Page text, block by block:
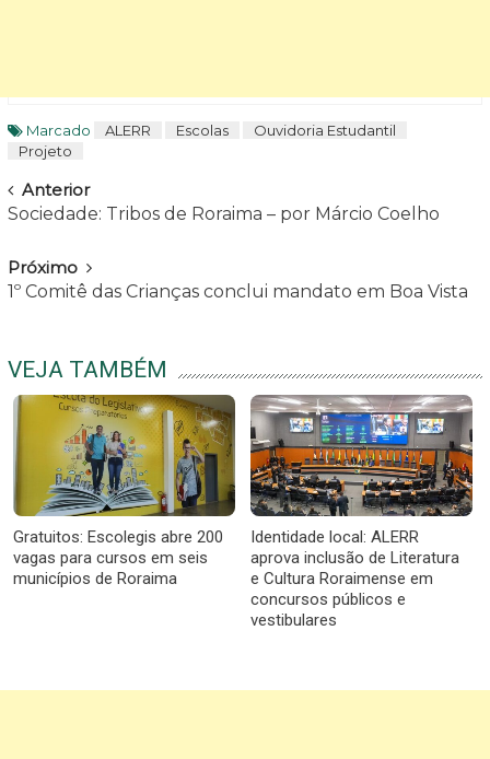
Marcado ALERR Escolas
Ouvidoria Estudantil
Projeto
Navegar
Anterior
Sociedade: Tribos de Roraima – por Márcio Coelho
Próximo
1º Comitê das Crianças conclui mandato em Boa Vista
VEJA TAMBÉM
Gratuitos: Escolegis abre 200
vagas para cursos em seis
municípios de Roraima
Identidade local: ALERR
aprova inclusão de Literatura
e Cultura Roraimense em
concursos públicos e
vestibulares